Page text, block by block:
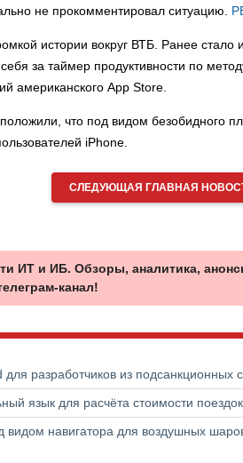
не прокомментировал ситуацию.
истории вокруг ВТБ. Ранее стало
за таймер продуктивности по
американского App Store.
что под видом безобидного
iPhone.
СЛЕДУЮЩАЯ ГЛАВНАЯ
ИТ и ИБ. Обзоры, аналитика,
канал!
разработчиков из подсанкционных
язык для расчёта стоимости поездок
видом навигатора для воздушных